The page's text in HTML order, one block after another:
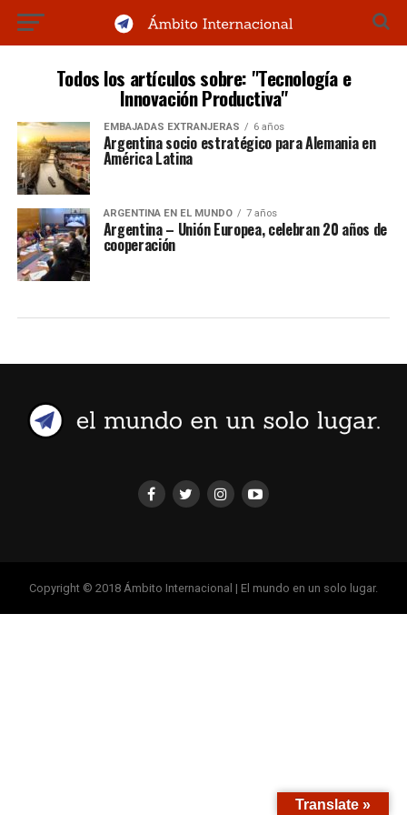
Todos los artículos sobre: "Tecnología e
Innovación Productiva"
EMBAJADAS EXTRANJERAS 6 años
Argentina socio estratégico para Alemania en
América Latina
ARGENTINA EN EL MUNDO 7 años
Argentina – Unión Europea, celebran 20 años de
cooperación
Copyright © 2018 Ámbito Internacional | El mundo en un solo lugar.
Translate »